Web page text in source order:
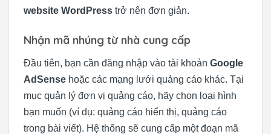
website WordPress trở nên đơn giản.
Nhận mã nhúng từ nhà cung cấp
Đầu tiên, bạn cần đăng nhập vào tài khoản Google
AdSense hoặc các mạng lưới quảng cáo khác. Tại
mục quản lý đơn vị quảng cáo, hãy chọn loại hình
bạn muốn (ví dụ: quảng cáo hiển thị, quảng cáo
trong bài viết). Hệ thống sẽ cung cấp một đoạn mã